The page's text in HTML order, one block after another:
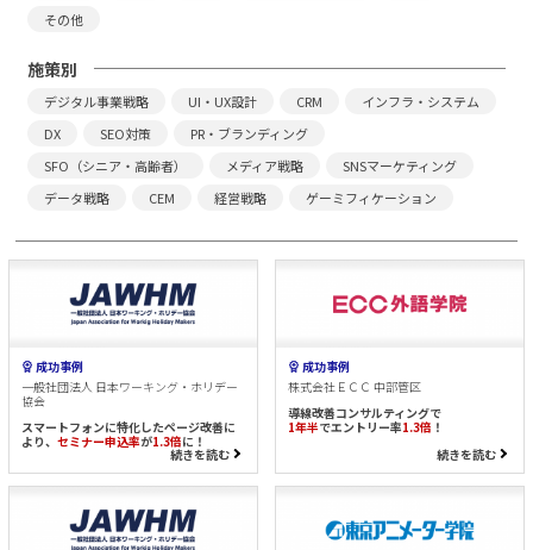
その他
施策別
デジタル事業戦略 UI・UX設計 CRM
インフラ・システム
DX
SEO対策
PR・ブランディング
SFO（シニア・高齢者）
メディア戦略
SNSマーケティング
データ戦略
CEM 経営戦略 ゲーミフィケーション
成功事例
一般社団法人 日本ワーキング・ホリデー
協会
スマートフォンに特化したページ改善に
より、セミナー申込率が1.3倍に！
続きを読む
成功事例
株式会社ＥＣＣ 中部管区
導線改善コンサルティングで
1年半でエントリー率1.3倍 ！
続きを読む